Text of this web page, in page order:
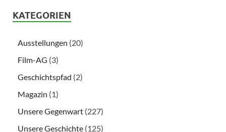
KATEGORIEN
Ausstellungen (20)
Film-AG (3)
Geschichtspfad (2)
Magazin (1)
Unsere Gegenwart (227)
Unsere Geschichte (125)